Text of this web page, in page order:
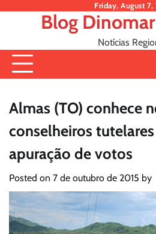
Friday, August
Blog
Notícias
Almas (TO) conhece
conselheiros
apuração de votos
Posted on 7 de outubro de 2015 by